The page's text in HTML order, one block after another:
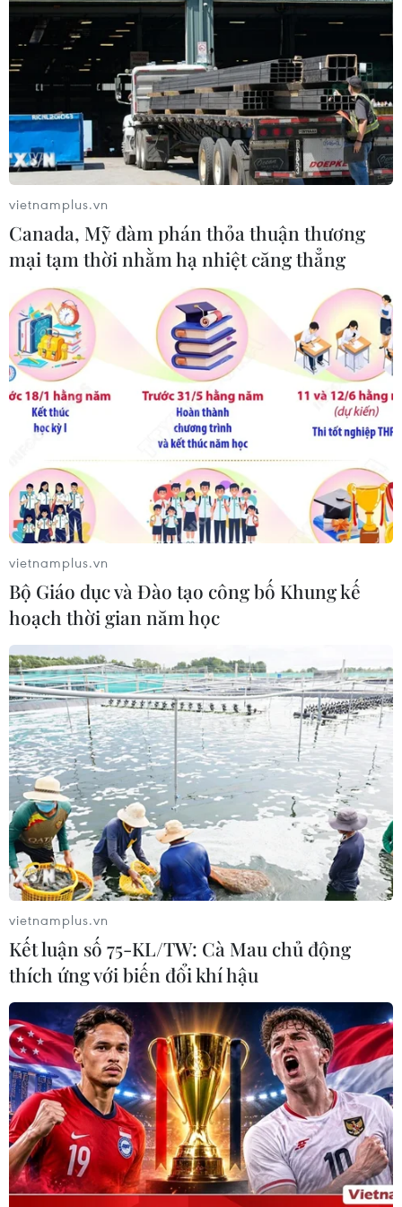
trong đời sống người dân Ai Cập
29/07/2026 08:32
Thường trực Ban Bí thư Trần
Cẩm Tú tiếp Tổng Thư ký Đảng
CNDD-FDD Burundi
29/07/2026 08:24
Tăng cường quan hệ đoàn kết, hợp
tác song phương Việt Nam-Burundi
28/07/2026 14:17
Thảm sát tại Tây Bắc Nigeria khiến ít
nhất 30 người thiệt mạng
27/07/2026 22:54
AfDB cảnh báo "siêu" El Nino có thể
khiến châu Phi thiệt hại 20 tỷ USD
Algeria xây dựng cơ chế quốc gia
kiểm chứng thông tin nhằm chống
tin giả
26/07/2026 14:50
"Siêu quần thể" cá voi lưng gù đối
mặt rủi ro hàng hải
26/07/2026 10:27
"Cửa ngõ" để Việt Nam tiến vào thị
trường Tây Phi
26/07/2026 08:55
Nam Phi: Máy bay "hạ cánh" giữa
trung tâm thương mại lớn nhất
Johannesburg
26/07/2026 01:21
Nigeria: Khoảng 50 người bị bắt cóc
được trả tự do sau khi nộp tiền chuộc
25/07/2026 09:29
vietnamplus.vn
Canada, Mỹ đàm phán thỏa thuận thương
mại tạm thời nhằm hạ nhiệt căng thẳng
vietnamplus.vn
Bộ Giáo dục và Đào tạo công bố Khung kế
hoạch thời gian năm học
vietnamplus.vn
Kết luận số 75-KL/TW: Cà Mau chủ động
thích ứng với biến đổi khí hậu